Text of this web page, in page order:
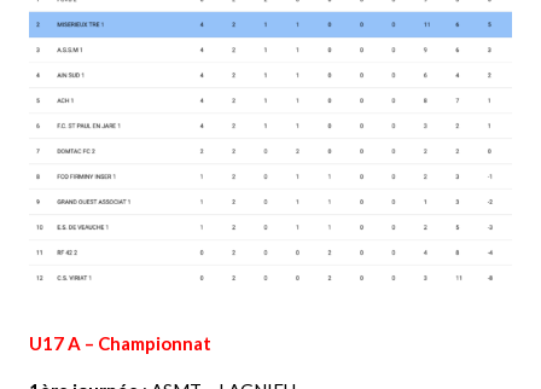
U17 A – Championnat